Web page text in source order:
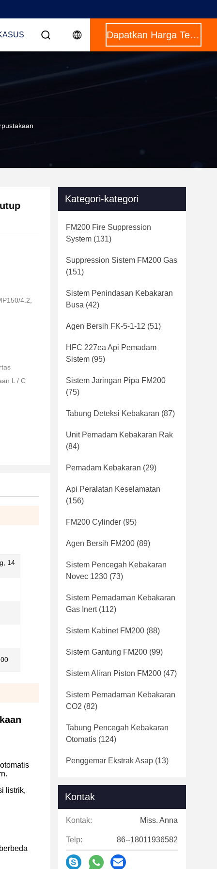
Dapatkan Harga Terbaik
4.2,
L / C
14
listrik,
Kategori-kategori
FM200 Fire Suppression
System (131)
Suppression Sistem FM200 Gas
(151)
Sistem Penindasan Kebakaran
Busa (42)
Agen Bersih FK-5-1-12 (51)
HFC 227ea Api Pemadam
Sistem (95)
Sistem Jaringan Pipa FM200
(75)
Tabung Deteksi Kebakaran (87)
Unit Pemadam Kebakaran Rak
(84)
Pemadam Kebakaran (29)
Api Peralatan Keselamatan
(156)
FM200 Cylinder (95)
Agen Bersih FM200 (89)
Sistem Pencegah Kebakaran
Novec 1230 (73)
Sistem Pemadaman Kebakaran
Gas Inert(112)
Sistem Kabinet FM200 (88)
Sistem Gantung FM200 (99)
Sistem Aliran Piston FM200 (47)
Sistem Pemadaman Kebakaran
CO2 (82)
Tabung Pencegah Kebakaran
Otomatis (124)
Penggemar Ekstrak Asap (13)
Kontak
Kontak: Miss. Anna
Telp: 86--18011936582